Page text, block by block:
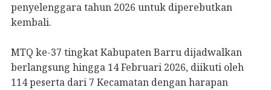
penyelenggara tahun 2026 untuk diperebutkan
kembali.
MTQ ke-37 tingkat Kabupaten Barru dijadwalkan
berlangsung hingga 14 Februari 2026, diikuti oleh
114 peserta dari 7 Kecamatan dengan harapan